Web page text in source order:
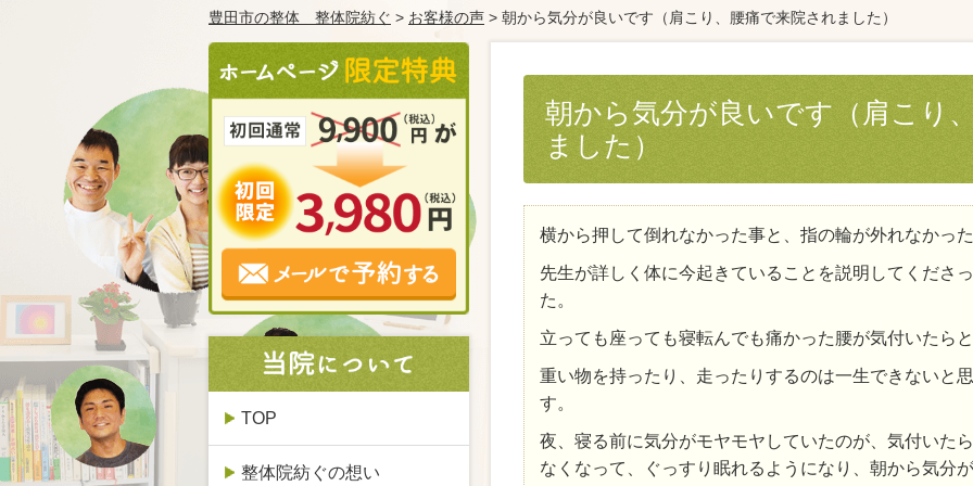
豊田市の整体 整体院紡ぐ > お客様の声 > 朝から気分が良いです（肩こり、腰痛で来院されました）
朝から気分が良いです（肩こり
ました）
横から押して倒れなかった事と、指の輪が外れなかっ
先生が詳しく体に今起きていることを説明してくださ
た。
立っても座っても寝転んでも痛かった腰が気付いたら
重い物を持ったり、走ったりするのは一生できないと
す。
夜、寝る前に気分がモヤモヤしていたのが、気付いた
なくなって、ぐっすり眠れるようになり、朝から気分
TOP
整体院紡ぐの想い